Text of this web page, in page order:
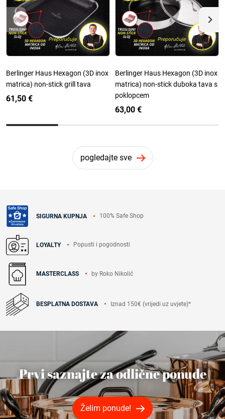
Berlinger Haus Hexagon (3D inox
matrica) non-stick grill tava
61,50 €
Berlinger Haus Hexagon (3D inox
matrica) non-stick duboka tava s
poklopcem
63,00 €
pogledajte sve
SIGURNA KUPNJA 100% Safe Shop
LOYALTY Popusti i pogodnosti
MASTERCLASS by Roko Nikolić
BESPLATNA DOSTAVA Iznad 150€ (vrijedi uz uvjete)*
Prvi saznajte za odlične ponude
Želim ponude!